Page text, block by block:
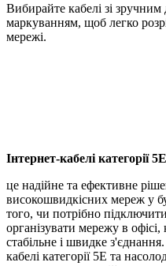
Вибирайте кабелі зі
маркуванням, щоб легко
мережі.
Інтернет-кабелі категорії 5E
це надійне та ефективне
високошвидкісних мереж у
того, чи потрібно
організувати мережу в офісі,
стабільне і швидке
кабелі категорії 5E та